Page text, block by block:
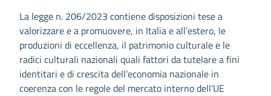
La legge n. 206/2023 contiene disposizioni tese a
valorizzare e a promuovere, in Italia e all’estero, le
produzioni di eccellenza, il patrimonio culturale e le
radici culturali nazionali quali fattori da tutelare a fini
identitari e di crescita dell’economia nazionale in
coerenza con le regole del mercato interno dell’UE